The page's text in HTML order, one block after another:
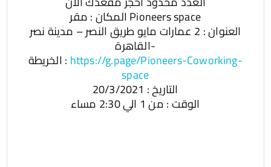
المكان : مقر Pioneers space
العنوان : 2 عمارات مايو طريق النصر – مدينة نصر
-القاهرة
الخريطة : https://g.page/Pioneers-Coworking-
space
التاريخ : 20/3/2021
الوقت : من 1 الي 2:30 مساء